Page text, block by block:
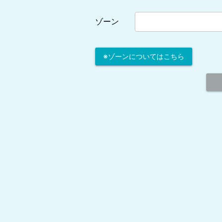
ゾーン
※ゾーンについてはこちら